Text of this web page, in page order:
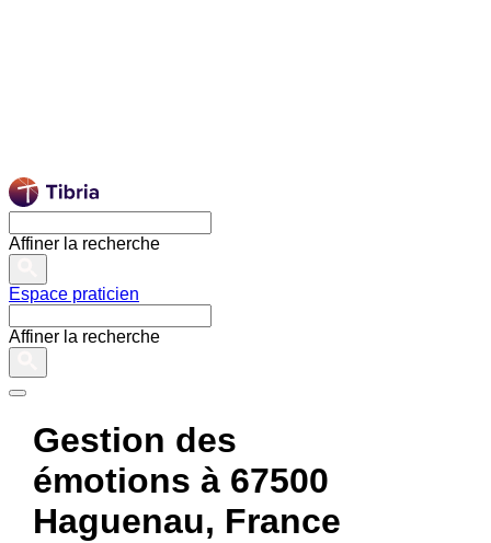
Affiner la recherche
Espace praticien
Affiner la recherche
Gestion des
émotions à 67500
Haguenau, France